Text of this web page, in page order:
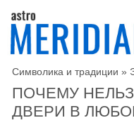
Символика и традиции »
ПОЧЕМУ
ДВЕРИ В